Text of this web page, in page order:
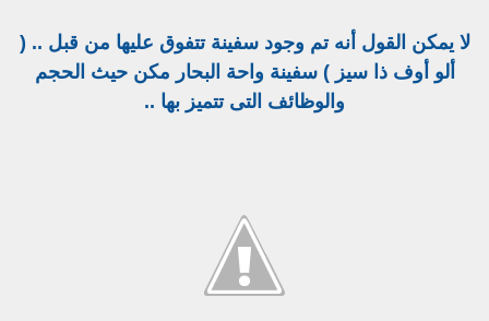
لا يمكن القول أنه تم وجود سفينة تتفوق عليها من قبل .. (
ألو أوف ذا سيز ) سفينة واحة البحار مكن حيث الحجم
والوظائف التى تتميز بها ..